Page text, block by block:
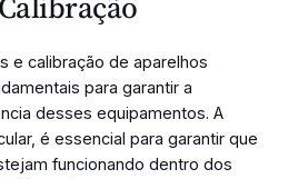
e calibração de aparelhos
para garantir a
desses equipamentos. A
é essencial para garantir que
funcionando dentro dos